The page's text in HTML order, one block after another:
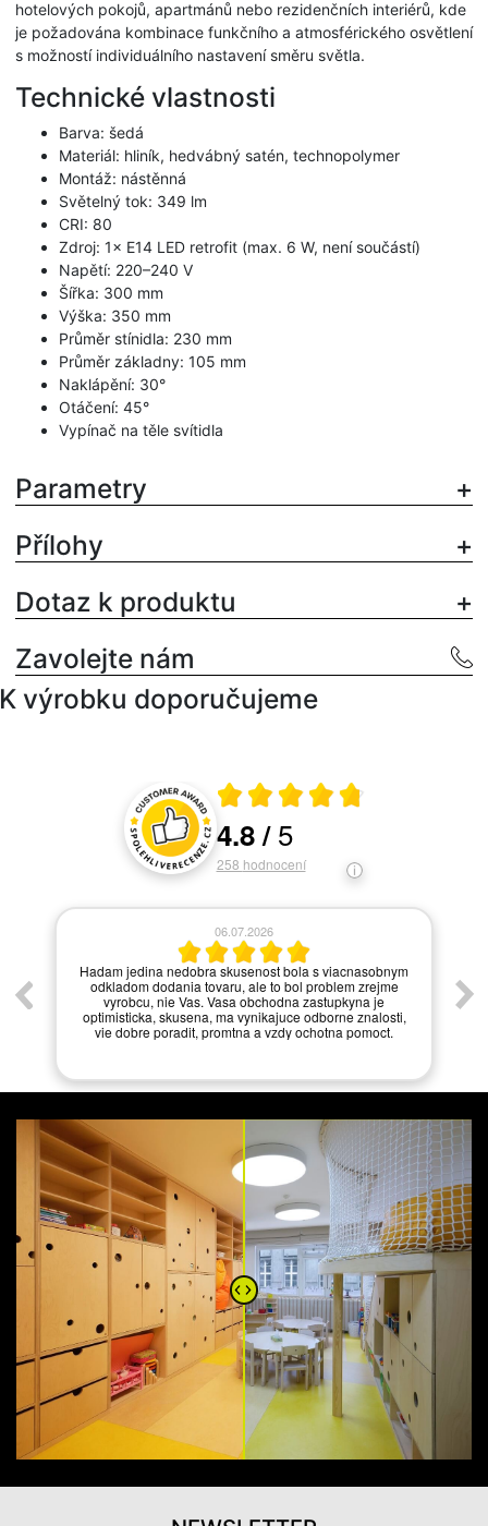
hotelových pokojů, apartmánů nebo rezidenčních interiérů, kde
je požadována kombinace funkčního a atmosférického osvětlení
s možností individuálního nastavení směru světla.
Technické vlastnosti
Barva: šedá
Materiál: hliník, hedvábný satén, technopolymer
Montáž: nástěnná
Světelný tok: 349 lm
CRI: 80
Zdroj: 1× E14 LED retrofit (max. 6 W, není součástí)
Napětí: 220–240 V
Šířka: 300 mm
Výška: 350 mm
Průměr stínidla: 230 mm
Průměr základny: 105 mm
Naklápění: 30°
Otáčení: 45°
Vypínač na těle svítidla
Parametry
Přílohy
Dotaz k produktu
Zavolejte nám
K výrobku doporučujeme
Hodnocení a recenze zákazníků
Průměrné hodnocení 4.8 z 5
4.8/5
258 hodnocení
06.07.2026
Hadam jedina nedobra skusenost bola s viacnasobnym
odkladom dodania tovaru, ale to bol problem zrejme
vyrobcu, nie Vas. Vasa obchodna zastupkyna je
optimisticka, skusena, ma vynikajuce odborne znalosti,
vie dobre poradit, promtna a vzdy ochotna pomoct.